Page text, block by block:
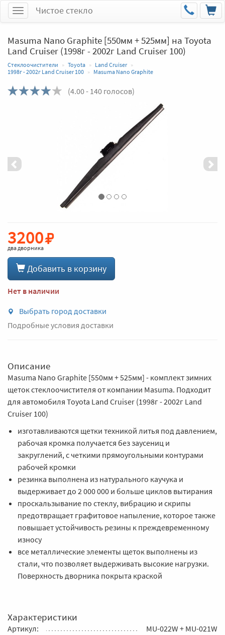
МенюЧистое стекло
Masuma Nano Graphite [550мм + 525мм] на Toyota
Land Cruiser (1998г - 2002г Land Cruiser 100)
Стеклоочистители Toyota
Land Cruiser
1998г - 2002г Land Cruiser 100
Masuma Nano Graphite
(4.00- 140 голосов)
3200
два дворника
Добавить в корзину
Нет в наличии
Выбрать город доставки
Подробные условия доставки
Описание
Masuma Nano Graphite [550мм + 525мм] - комплект зимних
щеток стеклоочистителя от компании Masuma. Подходит
для автомобиля Toyota Land Cruiser (1998г - 2002г Land
Cruiser 100)
изготавливаются щетки техникой литья под давлением,
рабочая кромка получается без заусениц и
закруглений, с четкими прямоугольными контурами
рабочей кромки
резинка выполнена из натурального каучука и
выдерживает до 2 000 000 и больше циклов вытирания
проскальзывание по стеклу, вибрацию и скрипы
предотвращает графитовое напыление, которое также
повышает устойчивость резины к преждевременному
износу
все металлические элементы щеток выполнены из
стали, что позволяет выдерживать высокие нагрузки.
Поверхность дворника покрыта краской
Характеристики
Артикул:
MU-022W + MU-021W